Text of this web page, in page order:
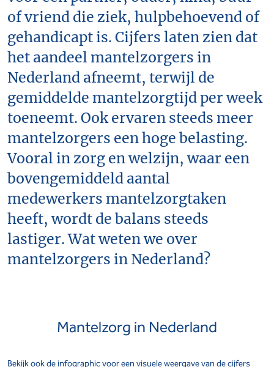
of vriend die ziek, hulpbehoevend of
gehandicapt is. Cijfers laten zien dat
het aandeel mantelzorgers in
Nederland afneemt, terwijl de
gemiddelde mantelzorgtijd per week
toeneemt. Ook ervaren steeds meer
mantelzorgers een hoge belasting.
Vooral in zorg en welzijn, waar een
bovengemiddeld aantal
medewerkers mantelzorgtaken
heeft, wordt de balans steeds
lastiger. Wat weten we over
mantelzorgers in Nederland?
Mantelzorg in Nederland
Bekijk ook de infographic voor een visuele weergave van de cijfers